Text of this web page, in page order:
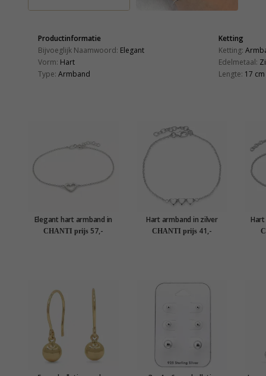
Productinformatie
Bijvoeglijk Naamwoord: Elegant
Vorm: Hart
Type: Armband
Ketting
Ketting:
Edelmetaal:
Lengte: 17
Elegant hart armband in
zilver
CHANTI prijs 57,-
Hart armband in zilver
CHANTI prijs 41,-